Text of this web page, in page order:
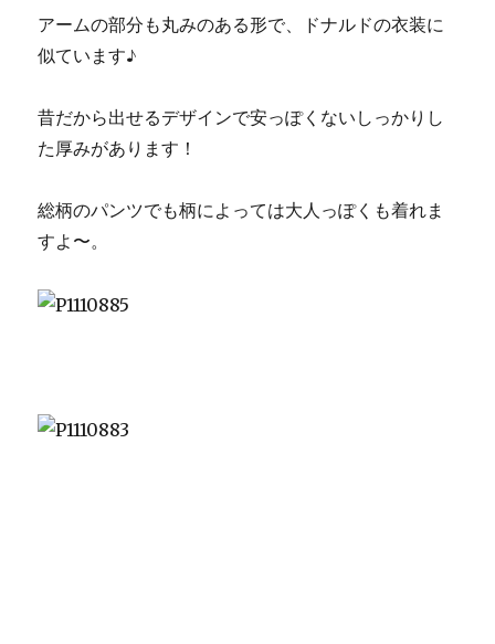
アームの部分も丸みのある形で、ドナルドの衣装に
似ています♪
昔だから出せるデザインで安っぽくないしっかりし
た厚みがあります！
総柄のパンツでも柄によっては大人っぽくも着れま
すよ〜。